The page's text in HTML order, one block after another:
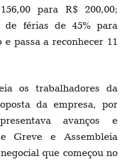
para R$ 200,00;
de férias de 45% para
passa a reconhecer 11
os trabalhadores da
da empresa, por
avanços e
Greve e Assembleia
que começou no